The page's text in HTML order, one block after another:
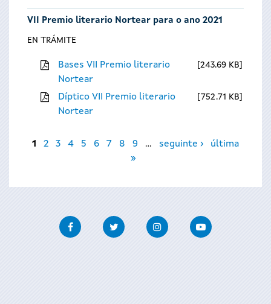
VII Premio literario Nortear para o ano 2021
EN TRÁMITE
Bases VII Premio literario
Nortear
243.69 KB
Díptico VII Premio literario
Nortear
752.71 KB
Páxinas
1 2 3 4 5 6 7 8 9 … seguinte ›
última
»
FacebookTwitter InstagramYoutube